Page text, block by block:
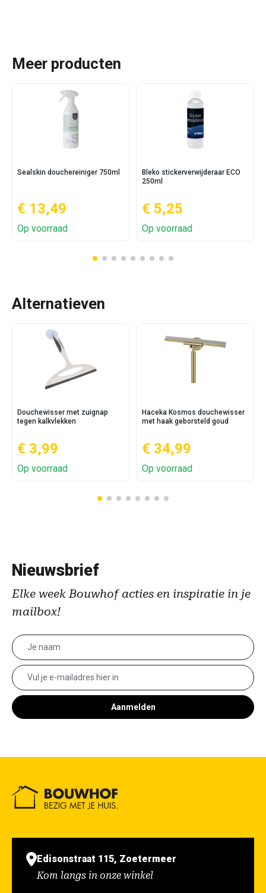
Meer producten
Sealskin douchereiniger 750ml
€ 13,49
Op voorraad
Bleko stickerverwijderaar ECO
250ml
€ 5,25
Op voorraad
Alternatieven
Douchewisser met zuignap
tegen kalkvlekken
€ 3,99
Op voorraad
Haceka Kosmos douchewisser
met haak geborsteld goud
€ 34,99
Op voorraad
Nieuwsbrief
Elke week Bouwhof acties en inspiratie in je
mailbox!
Aanmelden
Edisonstraat 115, Zoetermeer
Kom langs in onze winkel